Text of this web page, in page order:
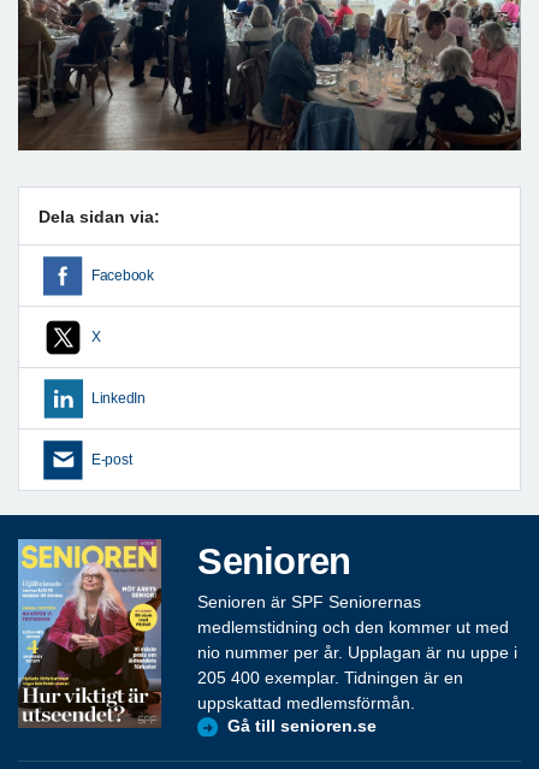
Dela sidan via:
Facebook
X
LinkedIn
E-post
Senioren
Senioren är SPF Seniorernas
medlemstidning och den kommer ut med
nio nummer per år. Upplagan är nu uppe i
205 400 exemplar. Tidningen är en
uppskattad medlemsförmån.
Gå till senioren.se